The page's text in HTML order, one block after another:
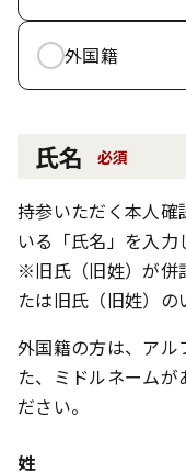
外国籍
氏名 必須
持参いただく本人確
いる「氏名」を入力
※旧氏（旧姓）が併
たは旧氏（旧姓）の
外国籍の方は、アル
た、ミドルネーム
ださい。
姓